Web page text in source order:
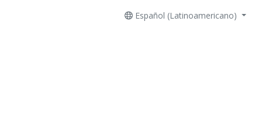
Español (Latinoamericano)